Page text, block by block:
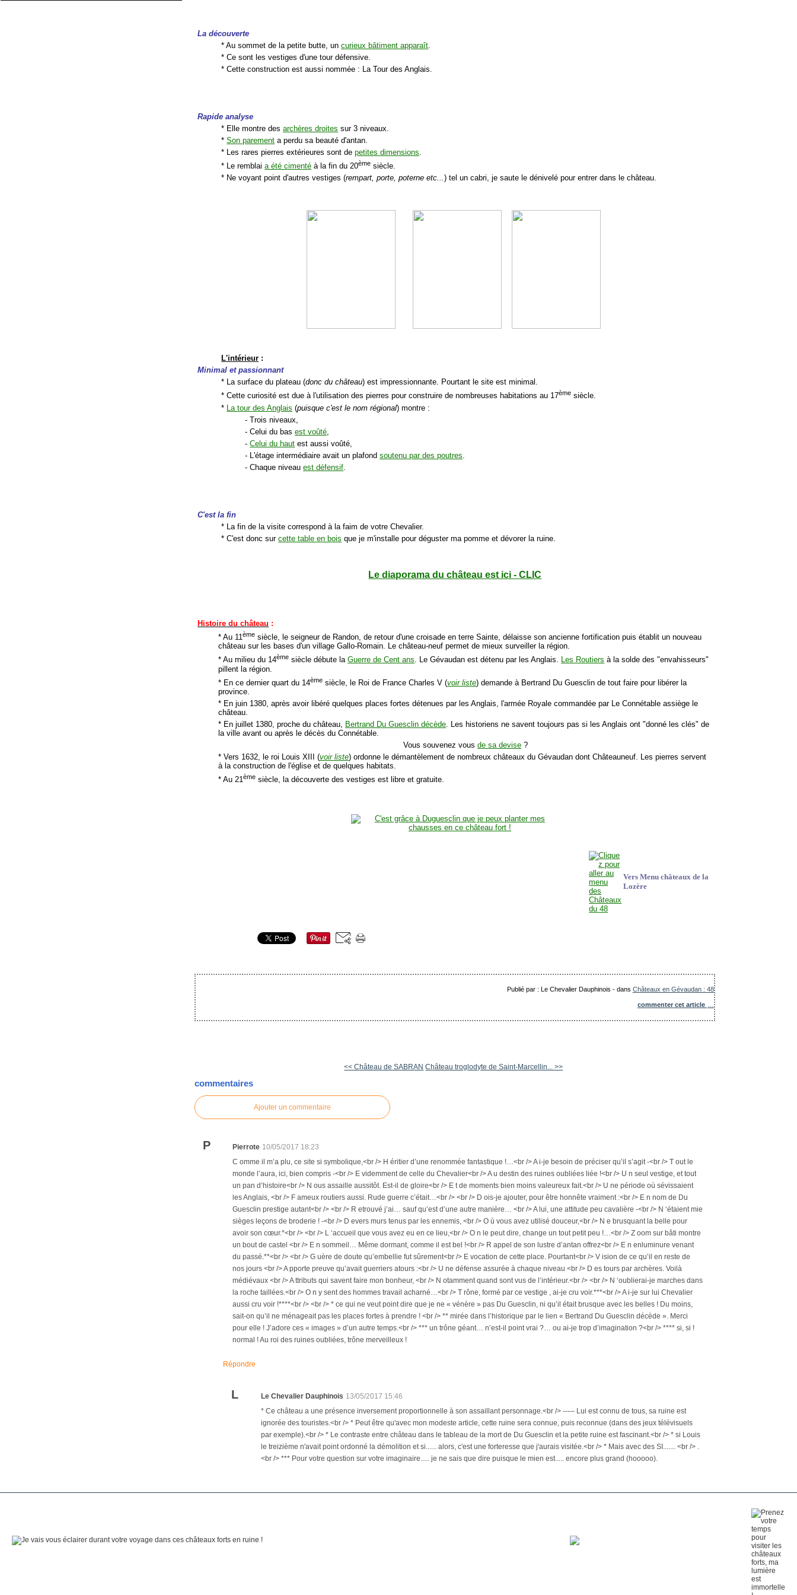
La découverte
* Au sommet de la petite butte, uncurieux bâtiment apparaît
* Ce sont les vestiges d'une tour défensive.
* Cette construction est aussi nommée : La Tour des Anglais.
Rapide analyse
* Elle montre desarchères droites sur 3 niveaux.
*Son parement a perdu sa beauté d'antan.
* Les rares pierres extérieures sont depetites dimensions
* Le remblaia été cimenté à la fin du 20ème siècle.
* Ne voyant point d'autres vestiges (rempart, porte, poterne etc...) tel un cabri, je saute le dénivelé pour entrer dans le château.
L'intérieur :
Minimal et passionnant
* La surface du plateau (donc du château) est impressionnante. Pourtant le site est minimal.
* Cette curiosité est due à l'utilisation des pierres pour construire de nombreuses habitations au 17ème siècle.
*
La tour des Anglais (puisque c'est le nom régional) montre :
- Trois niveaux,
- Celui du basest voûté
-Celui du haut est aussi voûté,
- L'étage intermédiaire avait un plafondsoutenu par des poutres
- Chaque niveauest défensif
C'est la fin
* La fin de la visite correspond à la faim de votre Chevalier.
* C'est donc surcette table en bois que je m'installe pour déguster ma pomme et dévorer la ruine.
Le diaporama du château est ici - CLIC
Histoire du château :
* Au 11ème siècle, le seigneur de Randon, de retour d'une croisade en terre Sainte, délaisse son ancienne fortification puis établit un nouveau
château sur les bases d'un village Gallo-Romain. Le château-neuf permet de mieux surveiller la région.
* Au milieu du 14ème siècle débute laGuerre de Cent ans. Le Gévaudan est détenu par les Anglais. Les Routiers à la solde des "envahisseurs"
pillent la région.
* En ce dernier quart du 14ème siècle, le Roi de France Charles V (voir liste) demande à Bertrand Du Guesclin de tout faire pour libérer la
province.
* En juin 1380, après avoir libéré quelques places fortes détenues par les Anglais, l'armée Royale commandée par Le Connétable assiège le
château.
* En juillet 1380, proche du château, Bertrand Du Guesclin décède. Les historiens ne savent toujours pas si les Anglais ont "donné les clés" de
la ville avant ou après le décès du Connétable.
Vous souvenez vous de sa devise?
* Vers 1632, le roi Louis XIII (voir liste) ordonne le démantèlement de nombreux châteaux du Gévaudan dont Châteauneuf. Les pierres servent
à la construction de l'église et de quelques habitats.
* Au 21ème siècle, la découverte des vestiges est libre et gratuite.
Vers Menu châteaux de la
Lozère
Publié par : Le Chevalier Dauphinois -dans Châteaux en Gévaudan : 48
commenter cet article
<< Château de SABRAN Château troglodyte de Saint-Marcellin... >>
commentaires
Ajouter un commentaire
P Pierrote 10/05/2017 18:23
C omme il m’a plu, ce site si symbolique,<br /> H éritier d’une renommée fantastique !…<br /> A i-je besoin de préciser qu’il s’agit -<br /> T out le
monde l’aura, ici, bien compris -<br /> E videmment de celle du Chevalier<br /> A u destin des ruines oubliées liée !<br /> U n seul vestige, et tout
un pan d’histoire<br /> N ous assaille aussitôt. Est-il de gloire<br /> E t de moments bien moins valeureux fait.<br /> U ne période où sévissaient
les Anglais, <br /> F ameux routiers aussi. Rude guerre c’était…<br /> <br /> D ois-je ajouter, pour être honnête vraiment :<br /> E n nom de Du
Guesclin prestige autant<br /> <br /> R etrouvé j’ai… sauf qu’est d’une autre manière… <br /> A lui, une attitude peu cavalière -<br /> N ‘étaient mie
sièges leçons de broderie ! -<br /> D evers murs tenus par les ennemis, <br /> O ù vous avez utilisé douceur,<br /> N e brusquant la belle pour
avoir son cœur.*<br /> <br /> L ‘accueil que vous avez eu en ce lieu,<br /> O n le peut dire, change un tout petit peu !…<br /> Z oom sur bâti montre
un bout de castel <br /> E n sommeil… Même dormant, comme il est bel !<br /> R appel de son lustre d’antan offrez<br /> E n enluminure venant
du passé.**<br /> <br /> G uère de doute qu’embellie fut sûrement<br /> E vocation de cette place. Pourtant<br /> V ision de ce qu’il en reste de
nos jours <br /> A pporte preuve qu’avait guerriers atours :<br /> U ne défense assurée à chaque niveau <br /> D es tours par archères. Voilà
médiévaux <br /> A ttributs qui savent faire mon bonheur, <br /> N otamment quand sont vus de l’intérieur.<br /> <br /> N ‘oublierai-je marches dans
la roche taillées.<br /> O n y sent des hommes travail acharné…<br /> T rône, formé par ce vestige , ai-je cru voir.***<br /> A i-je sur lui Chevalier
aussi cru voir !****<br /> <br /> * ce qui ne veut point dire que je ne « vénère » pas Du Guesclin, ni qu’il était brusque avec les belles ! Du moins,
sait-on qu’il ne ménageait pas les places fortes à prendre ! <br /> ** mirée dans l’historique par le lien « Bertrand Du Guesclin décède ». Merci
pour elle ! J’adore ces « images » d’un autre temps.<br /> *** un trône géant… n’est-il point vrai ?… ou ai-je trop d’imagination ?<br /> **** si, si !
normal ! Au roi des ruines oubliées, trône merveilleux !
Répondre
L Le Chevalier Dauphinois 13/05/2017 15:46
* Ce château a une présence inversement proportionnelle à son assaillant personnage.<br /> ----- Lui est connu de tous, sa ruine est
ignorée des touristes.<br /> * Peut être qu'avec mon modeste article, cette ruine sera connue, puis reconnue (dans des jeux télévisuels
par exemple).<br /> * Le contraste entre château dans le tableau de la mort de Du Guesclin et la petite ruine est fascinant.<br /> * si Louis
le treizième n'avait point ordonné la démolition et si...... alors, c'est une forteresse que j'aurais visitée.<br /> * Mais avec des SI....... <br /> .
<br /> *** Pour votre question sur votre imaginaire..... je ne sais que dire puisque le mien est..... encore plus grand (hooooo).